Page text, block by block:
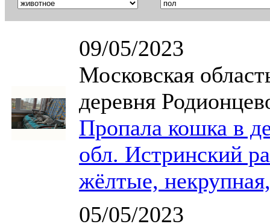
09/05/2023
Московская
деревня
Пропала кошка в
обл. Истринский
жёлтые,
05/05/2023